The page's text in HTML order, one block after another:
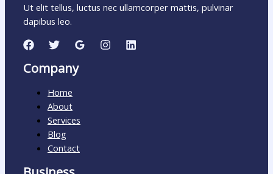
Ut elit tellus, luctus nec ullamcorper mattis, pulvinar
dapibus leo.
Company
Home
About
Services
Blog
Contact